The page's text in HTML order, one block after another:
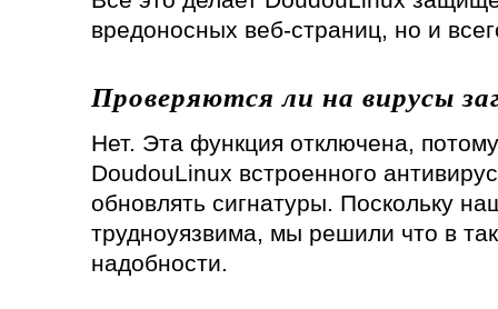
вредоносных веб-страниц, но и
Проверяются ли на вирусы
Нет. Эта функция отключена,
DoudouLinux встроенного
обновлять сигнатуры. Поскольку
трудноуязвима, мы решили что в
надобности.